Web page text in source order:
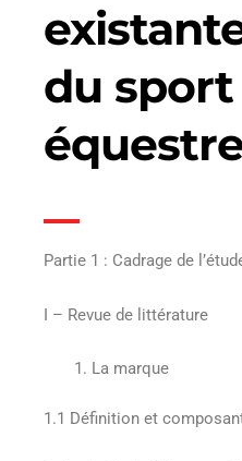
du sport
Partie 1 : Cadrage de
I – Revue de littérature
La marque
1.1 Définition et